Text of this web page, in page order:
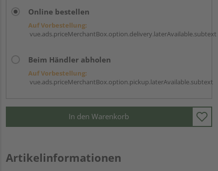
Online bestellen
Auf Vorbestellung:
vue.ads.priceMerchantBox.option.delivery.laterAvailable.subtext
Beim Händler abholen
Auf Vorbestellung:
vue.ads.priceMerchantBox.option.pickup.laterAvailable.subtext
In den Warenkorb
Artikelinformationen